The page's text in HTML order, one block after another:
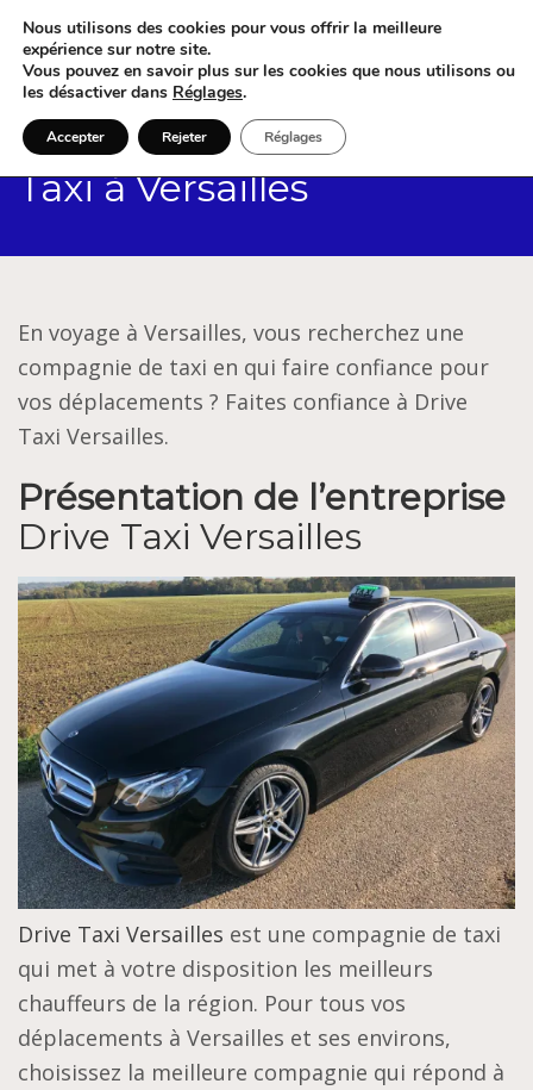
Taxi à Versailles
En voyage à Versailles, vous recherchez une
compagnie de taxi en qui faire confiance pour
vos déplacements ? Faites confiance à Drive
Taxi Versailles.
Présentation de l’entreprise
Drive Taxi Versailles
Drive Taxi Versailles est une compagnie de taxi
qui met à votre disposition les meilleurs
chauffeurs de la région. Pour tous vos
déplacements à Versailles et ses environs,
choisissez la meilleure compagnie qui répond à
Nous utilisons des cookies pour vous offrir la meilleure
expérience sur notre site.
Vous pouvez en savoir plus sur les cookies que nous utilisons ou
les désactiver dans Réglages.
Accepter Rejeter Réglages